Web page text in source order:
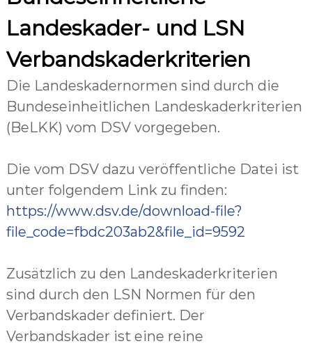
n
Landeskader- und LSN
Verbandskaderkriterien
Die Landeskadernormen sind durch die
Bundeseinheitlichen Landeskaderkriterien
(BeLKK) vom DSV vorgegeben.
Die vom DSV dazu veröffentliche Datei ist
unter folgendem Link zu finden:
https://www.dsv.de/download-file?
file_code=fbdc203ab2&file_id=9592
Zusätzlich zu den Landeskaderkriterien
sind durch den LSN Normen für den
Verbandskader definiert. Der
Verbandskader ist eine reine